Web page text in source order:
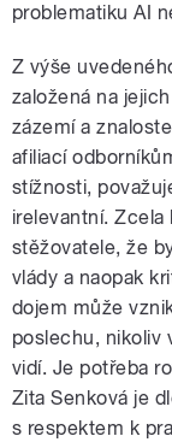
problematiku AI
Z výše
založená na
zázemí a
afiliací
stížnosti,
irelevantní.
stěžovatele, že
vlády a naopak
dojem může
poslechu, nikoliv
vidí. Je potřeba
Zita Senková je
s respektem k